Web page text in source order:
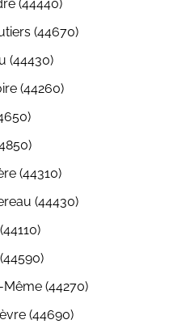
(44440)
(44670)
(44430)
(44260)
(44310)
(44430)
(44270)
(44690)